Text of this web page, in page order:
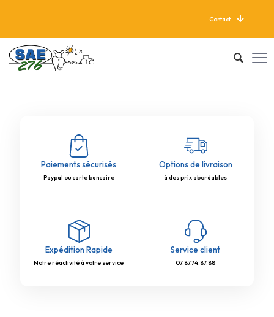
Paiements sécurisés
Paypal ou carte bancaire
Options de livraison
à des prix abordables
Expédition Rapide
Notre réactivité à votre service
Service client
07.87.74.87.88